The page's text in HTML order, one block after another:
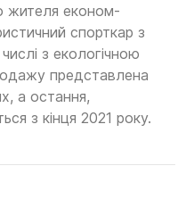
жителя економ-
спорткар з
з екологічною
представлена
а остання,
з кінця 2021 року.